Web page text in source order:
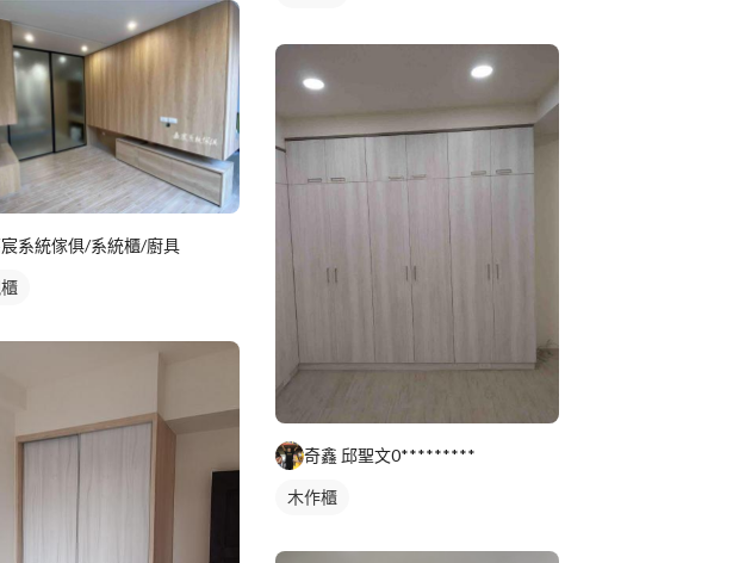
系統傢俱/系統櫃/廚具
奇鑫 邱聖文0*********
木作櫃